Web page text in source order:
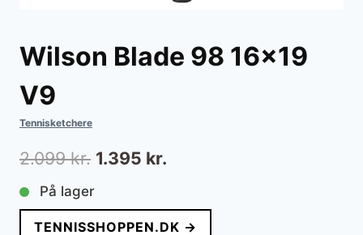
Wilson Blade 98 16×19
V9
Tennisketchere
2.099kr. Den
pris
1.395 kr.
pris
På lager
TENNISSHOPPEN.DK →